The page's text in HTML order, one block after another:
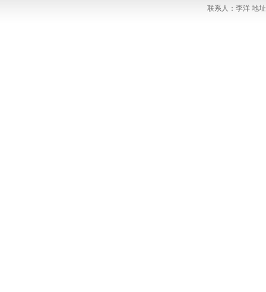
联系人：李洋 地